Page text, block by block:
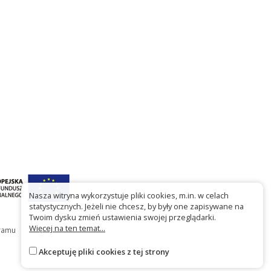
Nasza witryna wykorzystuje pliki cookies, m.in. w celach
statystycznych. Jeżeli nie chcesz, by były one zapisywane na
Twoim dysku zmień ustawienia swojej przeglądarki.
Więcej na ten temat...
Akceptuję pliki cookies z tej strony